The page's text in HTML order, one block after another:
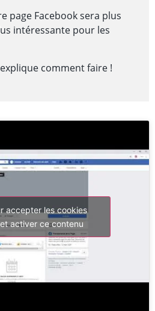
page Facebook sera plus
intéressante pour les
comment faire !
accepter les cookies
activer ce contenu